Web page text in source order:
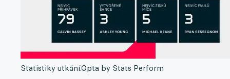
Statistiky utkání.Opta by Stats Perform